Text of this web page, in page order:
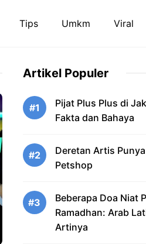
Tips Umkm Viral
Artikel Populer
#1
Pijat Plus Plus di
Fakta dan Bahaya
#2
Deretan Artis
Petshop
#3
Beberapa Doa Niat
Ramadhan: Arab
Artinya